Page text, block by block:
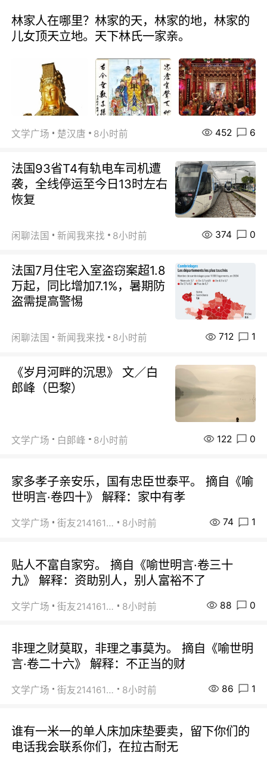
林家人在哪里？林家的天，林家的地，林家的
儿女顶天立地。天下林氏一家亲。
文学广场 楚汉唐 8小时前 452 6
法国93省T4有轨电车司机遭
袭，全线停运至今日13时左右
恢复
闲聊法国 新闻我来找 8小时前 374 0
法国7月住宅入室盗窃案超1.8
万起，同比增加7.1%，暑期防
盗需提高警惕
闲聊法国 新闻我来找 8小时前 712 1
《岁月河畔的沉思》 文／白
郎峰（巴黎）
文学广场 白郞峰 8小时前 122 0
家多孝子亲安乐，国有忠臣世泰平。 摘自《喻
世明言·卷四十》 解释：家中有孝
文学广场 街友21416156 8小时前 74 1
贴人不富自家穷。 摘自《喻世明言·卷三十
九》 解释：资助别人，别人富裕不了
文学广场 街友21416156 8小时前 88 0
非理之财莫取，非理之事莫为。 摘自《喻世明
言·卷二十六》 解释：不正当的财
文学广场 街友21416156 8小时前 86 1
谁有一米一的单人床加床垫要卖，留下你们的
电话我会联系你们，在拉古耐无